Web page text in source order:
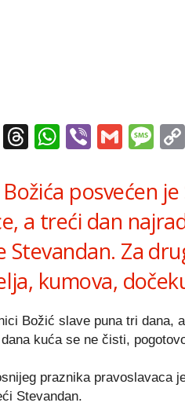
X Threads
WhatsApp
ViberGmail
posvećen
a treći dan
Stevandan. Za
kumova,
Božić slave puna tri dana,
kuća se ne čisti,
praznika pravoslavaca
Stevandan.